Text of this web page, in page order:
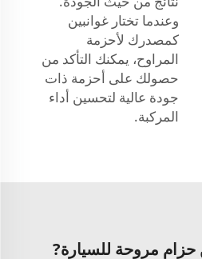
وعندما تختار غوانبين
كمصدرك لأحزمة
المراوح، يمكنك التأكد من
حصولك على أحزمة ذات
جودة عالية لتحسين أداء
المركبة.